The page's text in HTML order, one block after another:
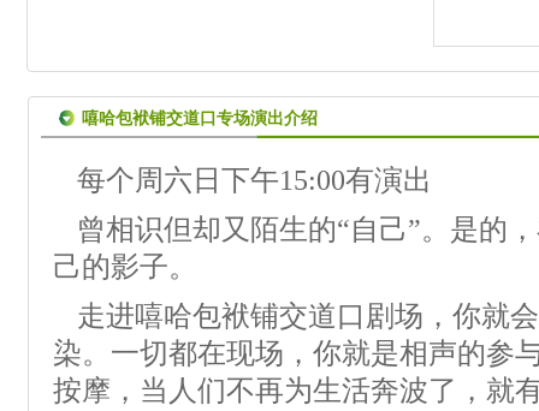
嘻哈包袱铺交道口专场演出介绍
每个周六日下午15:00有演出
曾相识但却又陌生的“自己”。是的
己的影子。
走进嘻哈包袱铺交道口剧场，你就
染。一切都在现场，你就是相声的参
按摩，当人们不再为生活奔波了，就